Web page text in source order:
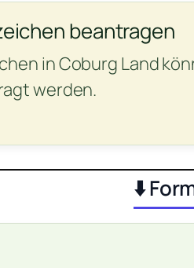
beantragen
in Coburg Land
werden.
⬇️